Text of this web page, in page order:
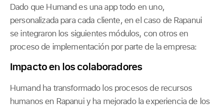
Dado que Humand es una app todo en uno,
personalizada para cada cliente, en el caso de Rapanui
se integraron los siguientes módulos, con otros en
proceso de implementación por parte de la empresa:
Impacto en los colaboradores
Humand ha transformado los procesos de recursos
humanos en Rapanui y ha mejorado la experiencia de los